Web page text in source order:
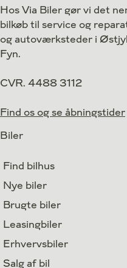
Kontant
Hos Via Biler gør vi det
bilkøb til service og
og autoværksteder i
Fyn.
CVR. 4488 3112
Find os og se åbningstider
Biler
Find bilhus
Nye biler
Brugte biler
Leasingbiler
Erhvervsbiler
Salg af bil